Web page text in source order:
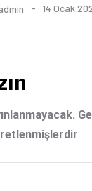
14 Ocak